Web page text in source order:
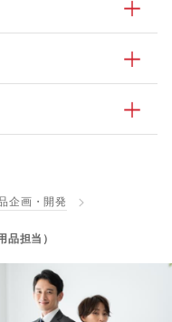
企画・開発
担当）